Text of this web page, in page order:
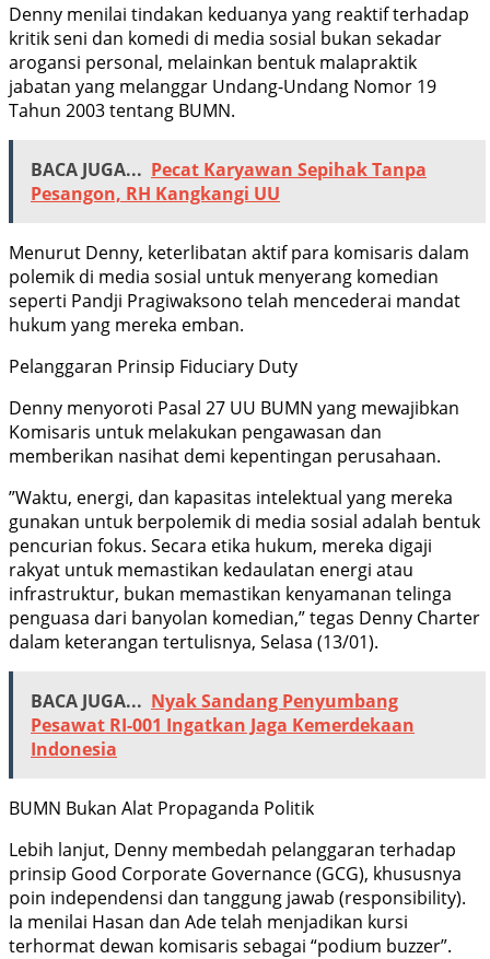
Denny menilai tindakan keduanya yang reaktif terhadap
kritik seni dan komedi di media sosial bukan sekadar
arogansi personal, melainkan bentuk malapraktik
jabatan yang melanggar Undang-Undang Nomor 19
Tahun 2003 tentang BUMN.
BACA JUGA... Pecat Karyawan Sepihak Tanpa
Pesangon, RH Kangkangi UU
​Menurut Denny, keterlibatan aktif para komisaris dalam
polemik di media sosial untuk menyerang komedian
seperti Pandji Pragiwaksono telah mencederai mandat
hukum yang mereka emban.
​Pelanggaran Prinsip Fiduciary Duty
​Denny menyoroti Pasal 27 UU BUMN yang mewajibkan
Komisaris untuk melakukan pengawasan dan
memberikan nasihat demi kepentingan perusahaan.
​”Waktu, energi, dan kapasitas intelektual yang mereka
gunakan untuk berpolemik di media sosial adalah bentuk
pencurian fokus. Secara etika hukum, mereka digaji
rakyat untuk memastikan kedaulatan energi atau
infrastruktur, bukan memastikan kenyamanan telinga
penguasa dari banyolan komedian,” tegas Denny Charter
dalam keterangan tertulisnya, Selasa (13/01).
BACA JUGA... Nyak Sandang Penyumbang
Pesawat RI-001 Ingatkan Jaga Kemerdekaan
Indonesia
BUMN Bukan Alat Propaganda Politik
​Lebih lanjut, Denny membedah pelanggaran terhadap
prinsip Good Corporate Governance (GCG), khususnya
poin independensi dan tanggung jawab (responsibility).
Ia menilai Hasan dan Ade telah menjadikan kursi
terhormat dewan komisaris sebagai “podium buzzer”.